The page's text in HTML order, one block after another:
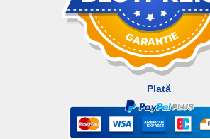
Plată